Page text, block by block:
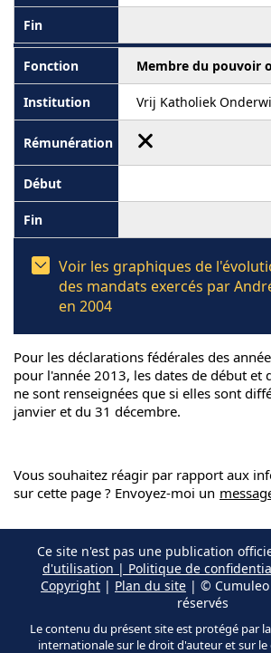
Membre du pouvoir
Vrij Katholiek
Voir les graphiques de
des mandats exercés par
en 2004
Pour les déclarations fédérales des
pour l'année 2013, les dates de début et
ne sont renseignées que si elles sont
janvier et du 31 décembre.
Vous souhaitez réagir par rapport aux
sur cette page ? Envoyez-moi un
Ce site n'est pas une publication
d'utilisation | Politique de
Copyright | Plan du site | ©
réservés
Le contenu du présent site est protégé par
internationale sur le droit d'auteur et sur le